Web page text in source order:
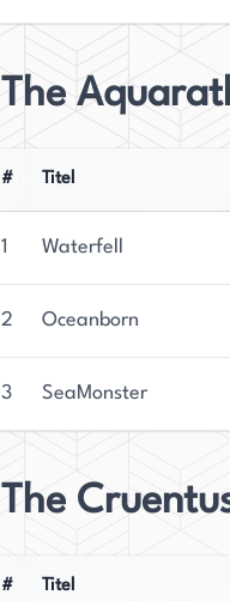
The
# Titel
1 Waterfell
2 Oceanborn
3 SeaMonster
The
# Titel